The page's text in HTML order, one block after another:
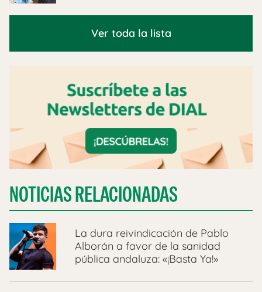
Ver toda la lista
NOTICIAS RELACIONADAS
La dura reivindicación de Pablo
Alborán a favor de la sanidad
pública andaluza: «¡Basta Ya!»